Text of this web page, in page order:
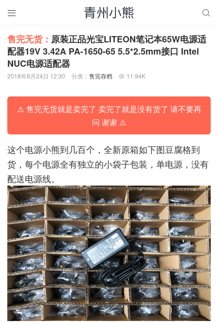
 
售完无货： 原装正品光宝LITEON笔记本65W电源适
配器19V 3.42A PA-1650-65 5.5*2.5mm接口 Intel
NUC电源适配器
2018年8月24日 12:30 分类： 售完存档  11.94K
⚠️ 售完无货就是卖完了 卖完了就是没有货了 请不要再
问 谢谢 ⚠️
这个电源小熊到几百个，全新原箱如下图豆腐格到
货，每个电源全有独立的小袋子包装，单电源，没有
配送电源线。